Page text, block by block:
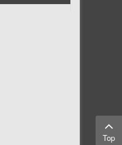
Top